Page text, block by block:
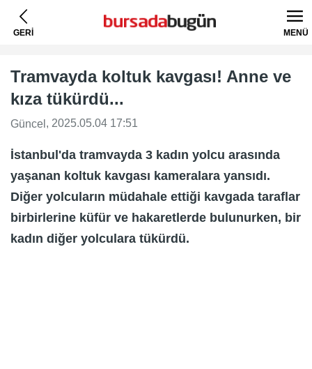
GERİ MENÜ
Tramvayda koltuk kavgası! Anne ve
kıza tükürdü...
Güncel , 2025.05.04 17:51
İstanbul'da tramvayda 3 kadın yolcu arasında
yaşanan koltuk kavgası kameralara yansıdı.
Diğer yolcuların müdahale ettiği kavgada taraflar
birbirlerine küfür ve hakaretlerde bulunurken, bir
kadın diğer yolculara tükürdü.